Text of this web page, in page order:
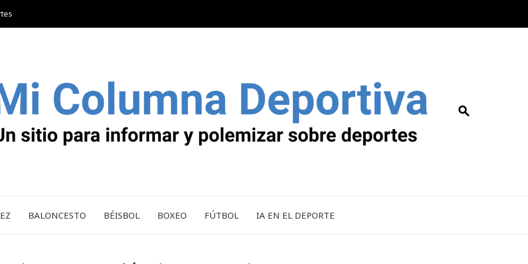
BALONCESTO BÉISBOL BOXEO FÚTBOL IA EN EL DEPORTE